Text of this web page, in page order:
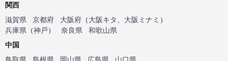
関西
滋賀県
京都府 大阪府 （大阪キタ、 大阪ミナミ ）
兵庫県 （神戸） 奈良県
和歌山県
中国